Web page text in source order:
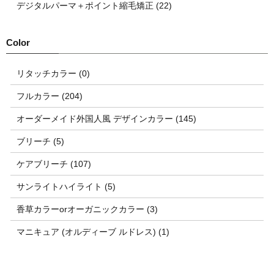
デジタルパーマ＋ポイント縮毛矯正 (22)
リタッチカラー (0)
フルカラー (204)
オーダーメイド外国人風 デザインカラー (145)
ブリーチ (5)
ケアブリーチ (107)
サンライトハイライト (5)
香草カラーorオーガニックカラー (3)
マニキュア (オルディーブ ルドレス) (1)